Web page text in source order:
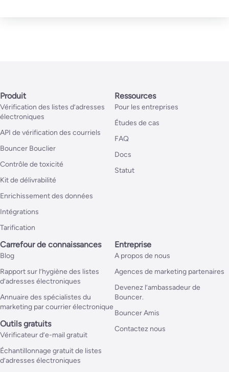
Produit
Vérification des listes d’adresses
électroniques
API de vérification des courriels
Bouncer Bouclier
Contrôle de toxicité
Kit de délivrabilité
Enrichissement des données
Intégrations
Tarification
Ressources
Pour les entreprises
Études de cas
FAQ
Docs
Statut
Carrefour de connaissances
Blog
Rapport sur l’hygiène des listes
d’adresses électroniques
Annuaire des spécialistes du
marketing par courrier électronique
Outils gratuits
Vérificateur d’e-mail gratuit
Échantillonnage gratuit de listes
d’adresses électroniques
Entreprise
A propos de nous
Agences de marketing partenaires
Devenez l’ambassadeur de
Bouncer.
Bouncer Amis
Contactez nous